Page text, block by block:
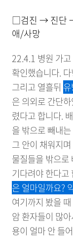
□검진 → 진단
애/사망
22.4.1 병원 가
확인했습니다.
그리고 열흘뒤
은 의외로 간단
렸다고 합니다.
을 밖으로 빼내
그 안이 채워지
물질들을 밖으
기다려야 한다고
은 얼마일까요?
여기까지 봤을
암 환자들이 많
용이 얼마 안 들